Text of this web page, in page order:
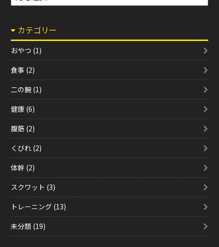
ー
イ
ブ
カテゴリー
おやつ (1)
食事 (2)
二の腕 (1)
健康 (6)
腹筋 (2)
くびれ (2)
体幹 (2)
スクワット (3)
トレーニング (13)
未分類 (19)